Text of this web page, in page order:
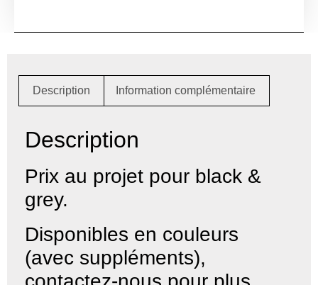
Description Information complémentaire
Description
Prix au projet pour black &
grey.
Disponibles en couleurs
(avec suppléments),